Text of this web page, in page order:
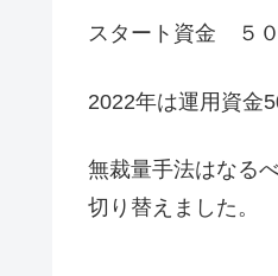
スタート資金 ５０
2022年は運用資金
無裁量手法はなる
切り替えました。